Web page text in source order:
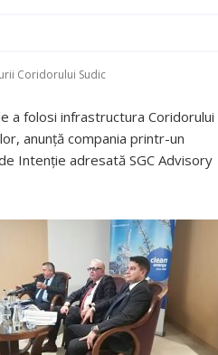
Coridorului Sudic
a folosi infrastructura Coridorului
anunță compania printr-un
Intenţie adresată SGC Advisory